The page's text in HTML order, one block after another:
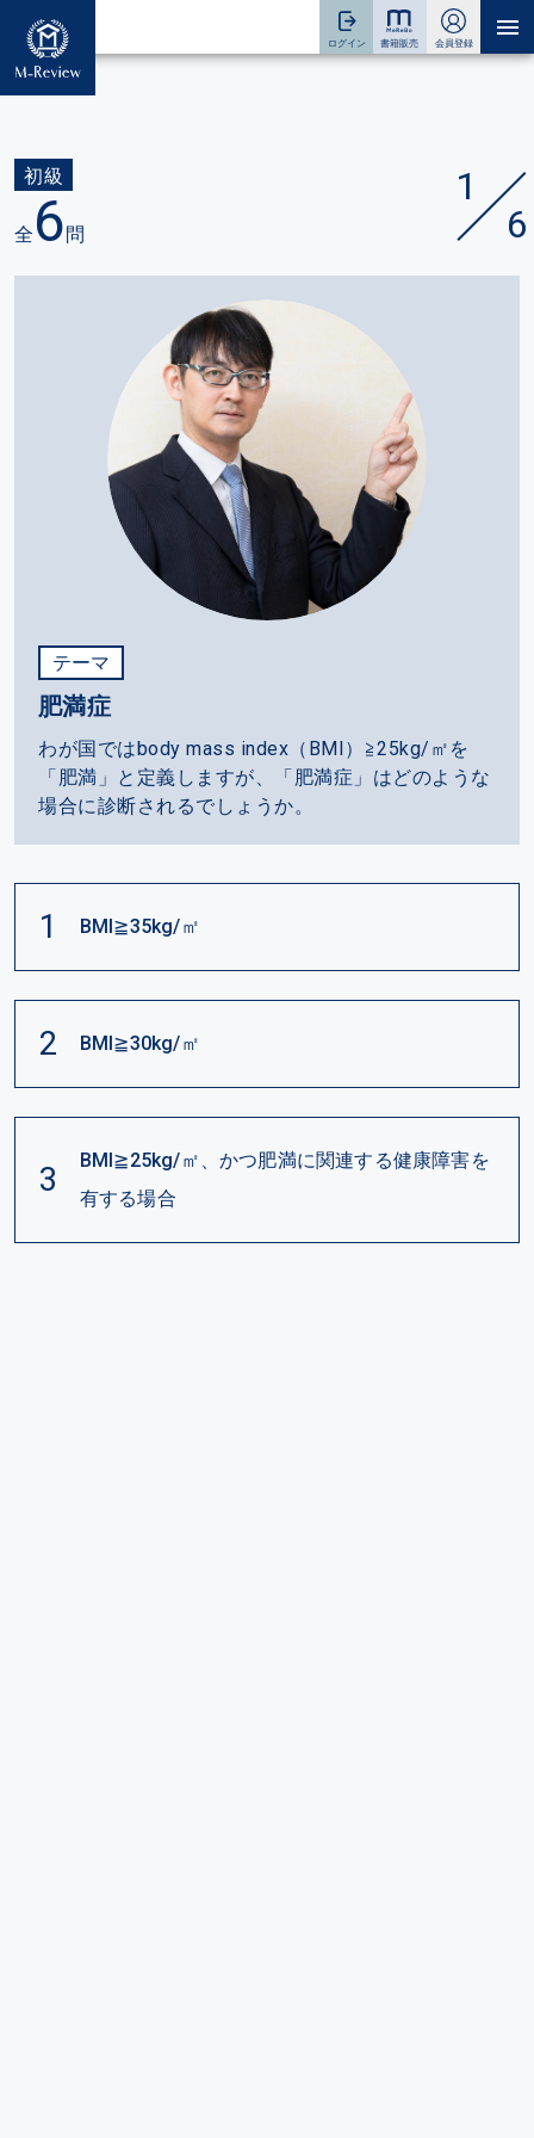
初級
全 6 問
1
6
テーマ
肥満症
わが国ではbody mass index（BMI）≧25kg/㎡を
「肥満」と定義しますが、「肥満症」はどのような
場合に診断されるでしょうか。
1 BMI≧35kg/㎡
2 BMI≧30kg/㎡
3
BMI≧25kg/㎡、かつ肥満に関連する健康障害を
有する場合